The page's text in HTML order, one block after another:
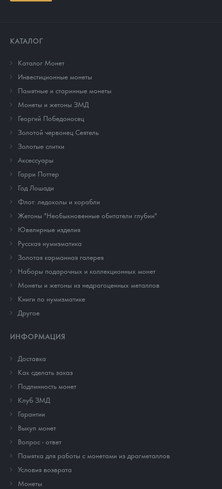
КАТАЛОГ
Каталог Монет
Инвестиционные монеты
Памятные и старинные монеты
Монеты и жетоны ЗМД
Георгий Победоносец
Золотой червонец Сеятель
Золотые слитки
Аксессуары
Гарри Поттер
Год Лошади
Флот: ледоколы и корабли
Жетоны "Необыкновенные обитатели глубин"
Ювелирные изделия
Русская нумизматика
Золотая карманная галерея
Наборы подарочных и коллекционных монет
Монеты и жетоны из недрагоценных металлов
Книги по нумизматике
Другое
ИНФОРМАЦИЯ
Доставка
Как сделать заказ
Подлинность монет
Клуб ЗМД
Гарантии
Выкуп монет
Вопрос - ответ
Памятка для работы с монетами из драгметаллов
Условия возврата
Монеты